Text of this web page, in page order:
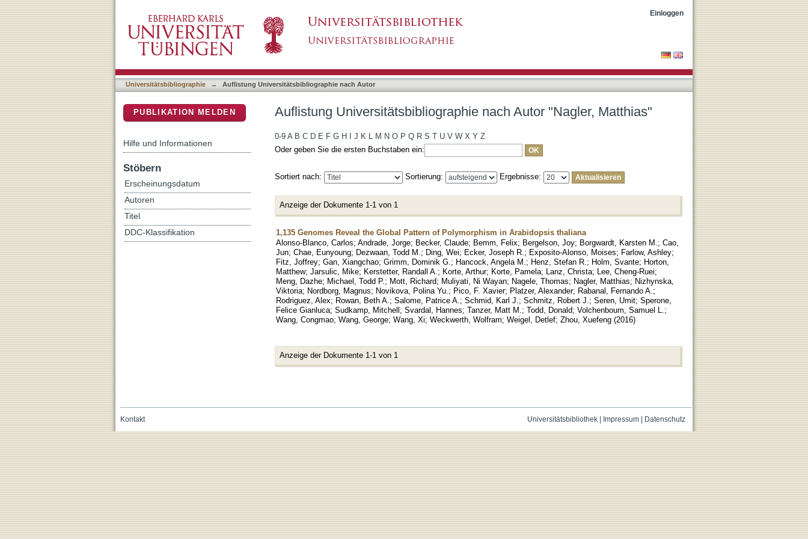
Einloggen
Universitätsbibliographie → Auflistung Universitätsbibliographie nach Autor
Auflistung Universitätsbibliographie nach Autor "Nagler, Matthias"
0-9 A B C D E F G H J K L M N O P Q R S T U V W X Y Z
Oder geben Sie die ersten Buchstaben ein:
Sortiert nach: Sortierung: Ergebnisse:
Anzeige der Dokumente 1-1 von 1
1,135 Genomes Reveal the Global Pattern of Polymorphism in Arabidopsis thaliana
Alonso-Blanco, Carlos; Andrade, Jorge; Becker, Claude; Bemm, Felix; Bergelson, Joy; Borgwardt, Karsten M. ; Cao,
Jun; Chae, Eunyoung; Dezwaan, Todd M. ; Ding, Wei; Ecker, Joseph R. ; Exposito-Alonso, Moises; Farlow, Ashley;
Fitz, Joffrey; Gan, Xiangchao; Grimm, Dominik G. ; Hancock, Angela M. ; Henz, Stefan R. ; Holm, Svante; Horton,
Matthew; Jarsulic, Mike; Kerstetter, Randall A. ; Korte, Arthur; Korte, Pamela; Lanz, Christa; Lee, Cheng-Ruei;
Meng, Dazhe; Michael, Todd P. ; Mott, Richard; Muliyati, Ni Wayan; Nagele, Thomas; Nagler, Matthias; Nizhynska,
Viktoria; Nordborg, Magnus; Novikova, Polina Yu. ; Pico, F. Xavier; Platzer, Alexander; Rabanal, Fernando A. ;
Rodriguez, Alex; Rowan, Beth A. ; Salome, Patrice A. ; Schmid, Karl J. ; Schmitz, Robert J. ; Seren, Umit; Sperone,
Felice Gianluca; Sudkamp, Mitchell; Svardal, Hannes; Tanzer, Matt M. ; Todd, Donald; Volchenboum, Samuel L. ;
Wang, Congmao; Wang, George; Wang, Xi; Weckwerth, Wolfram; Weigel, Detlef; Zhou, Xuefeng (2016)
Anzeige der Dokumente 1-1 von 1
PUBLIKATION MELDEN
Hilfe und Informationen
Stöbern
Erscheinungsdatum
Autoren
Titel
DDC-Klassifikation
Universitätsbibliothek| Impressum| Datenschutz
Kontakt